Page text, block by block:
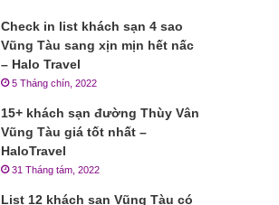
Check in list khách sạn 4 sao
Vũng Tàu sang xịn mịn hết nấc
– Halo Travel
5 Tháng chín, 2022
15+ khách sạn đường Thùy Vân
Vũng Tàu giá tốt nhất –
HaloTravel
31 Tháng tám, 2022
List 12 khách sạn Vũng Tàu có